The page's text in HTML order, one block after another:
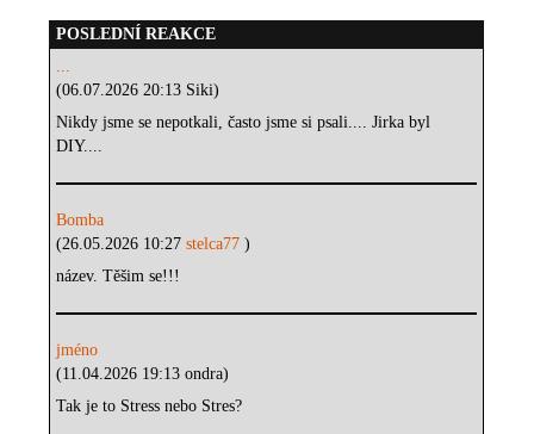
POSLEDNÍ REAKCE
...
(06.07.2026 20:13 Siki)
Nikdy jsme se nepotkali, často jsme si psali.... Jirka byl
DIY....
Bomba
(26.05.2026 10:27stelca77)
název. Těšim se!!!
jméno
(11.04.2026 19:13 ondra)
Tak je to Stress nebo Stres?